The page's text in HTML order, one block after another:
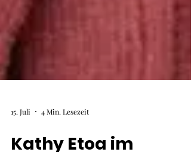
15. Juli 4 Min. Lesezeit